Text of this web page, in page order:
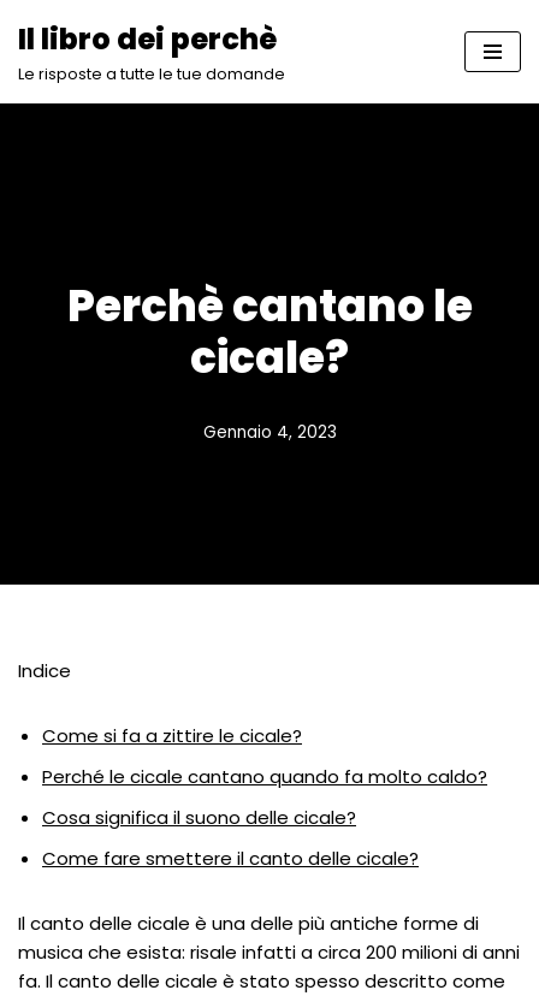
Vai
Il libro dei perchè
Le risposte a tutte le tue domande
Perchè cantano le
cicale?
Gennaio 4, 2023
Indice
Come si fa a zittire le cicale?
Perché le cicale cantano quando fa molto caldo?
Cosa significa il suono delle cicale?
Come fare smettere il canto delle cicale?
Il canto delle cicale è una delle più antiche forme di
musica che esista: risale infatti a circa 200 milioni di anni
fa. Il canto delle cicale è stato spesso descritto come